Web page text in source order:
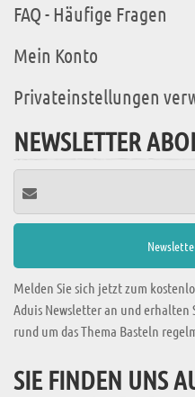
FAQ - Häufige Fragen
Mein Konto
Privateinstellungen
NEWSLETTER
Melden Sie sich jetzt zum
Aduis Newsletter an und
rund um das Thema Basteln
SIE FINDEN UNS